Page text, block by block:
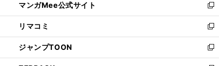
く
ド
ウ
で
開
く
ィ
ン
ド
ウ
で
開
い
ウ
ィ
ン
ド
ウ
マンガMee公式サイト
新
し
い
ウ
ィ
ン
リマコミ
新
し
い
ウ
ジャンプTOON
新
し